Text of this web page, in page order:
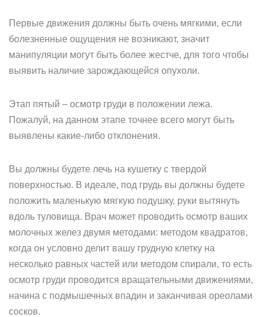
Первые движения должны быть очень мягкими, если
болезненные ощущения не возникают, значит
манипуляции могут быть более жестче, для того чтобы
выявить наличие зарождающейся опухоли.
Этап пятый – осмотр груди в положении лежа.
Пожалуй, на данном этапе точнее всего могут быть
выявлены какие-либо отклонения.
Вы должны будете лечь на кушетку с твердой
поверхностью. В идеале, под грудь вы должны будете
положить маленькую мягкую подушку, руки вытянуть
вдоль туловища. Врач может проводить осмотр ваших
молочных желез двумя методами: методом квадратов,
когда он условно делит вашу грудную клетку на
несколько равных частей или методом спирали, то есть
осмотр груди проводится вращательными движениями,
начина с подмышечных впадин и заканчивая ореолами
сосков.